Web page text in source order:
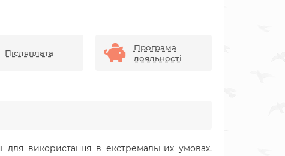
Післяплата
Програма
лояльності
використання в екстремальних умовах,